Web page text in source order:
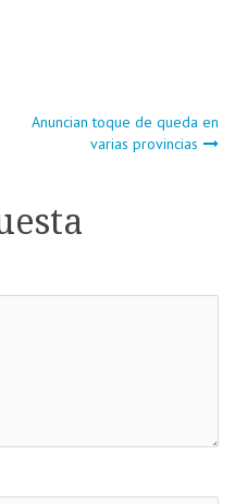
Anuncian toque de queda en
varias provincias